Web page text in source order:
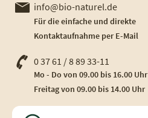
info@bio-naturel.de
Für die einfache und direkte
Kontaktaufnahme per E-Mail
0 37 61 / 8 89 33-11
Mo - Do von 09.00 bis 16.00 Uhr
Freitag von 09.00 bis 14.00 Uhr